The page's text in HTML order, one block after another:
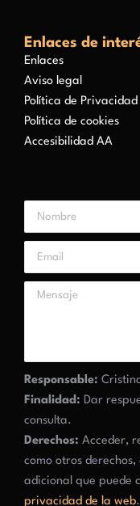
Enlaces de
Enlaces
Aviso legal
Política de
Política de cookies
Accesibilidad AA
Responsable:
Finalidad: Dar
consulta.
Derechos: Acceder,
como otros
adicional que puede
privacidad de la web.